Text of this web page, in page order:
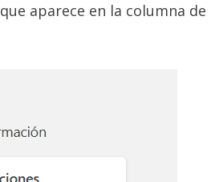
que aparece en la columna de